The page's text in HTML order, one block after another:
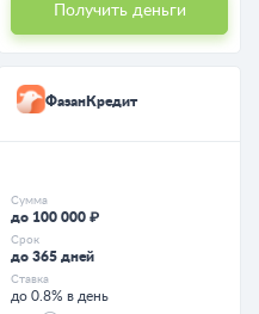
Получить деньги
ФазанКредит
Сумма
до 100 000 ₽
Срок
до 365 дней
Ставка
до 0.8% в день